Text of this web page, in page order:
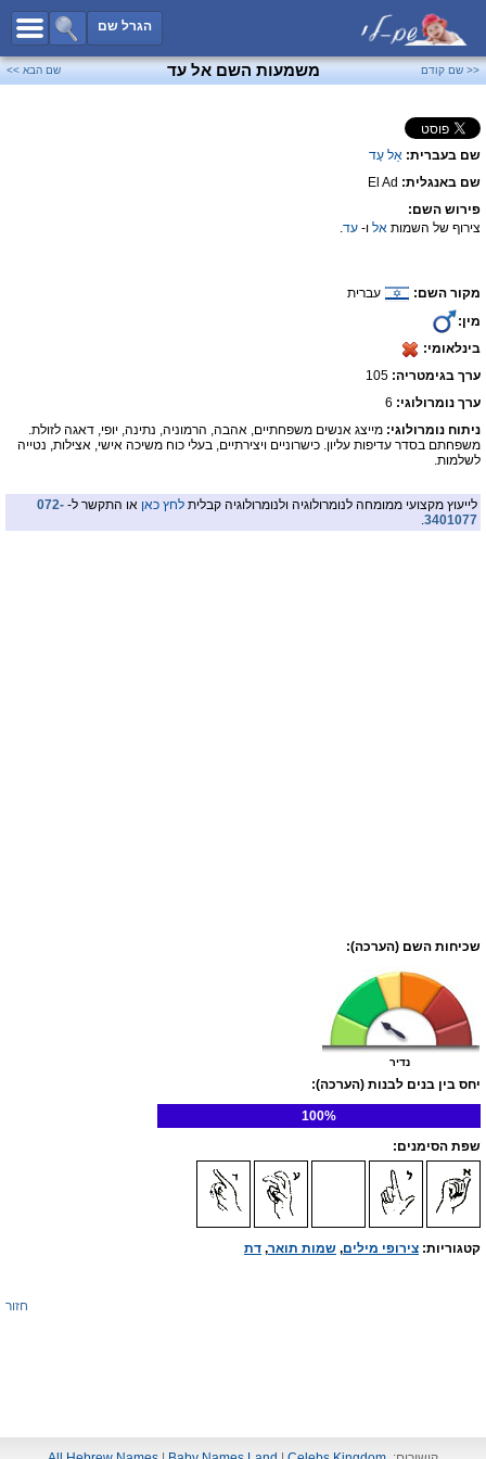
הגרל שם
כל השמות
שמות לבנים
פייסבוק
<< שם קודם משמעות השם אל עד שם הבא >>
שם בעברית: אֵל עָד
שם באנגלית: El Ad
פירוש השם:
צירוף של השמות אל ו- עד.
מקור השם:
עברית
מין:
בינלאומי:
ערך בגימטריה:
ערך נומרולוגי: 6
ניתוח נומרולוגי: מייצג אנשים משפחתיים, אהבה, הרמוניה, נתינה, יופי, דאגה לזולת.
משפחתם בסדר עדיפות עליון. כישרוניים ויצירתיים, בעלי כוח משיכה אישי, אצילות, נטייה
לשלמות.
לייעוץ מקצועי ממומחה לנומרולוגיה ולנומרולוגיה קבלית לחץ כאן או התקשר ל- 072-
3401077
.
שכיחות השם (הערכה):
נדיר
יחס בין בנים לבנות (הערכה):
100%
שפת הסימנים:
קטגוריות: צירופי מילים, שמות תואר, דת
חזור